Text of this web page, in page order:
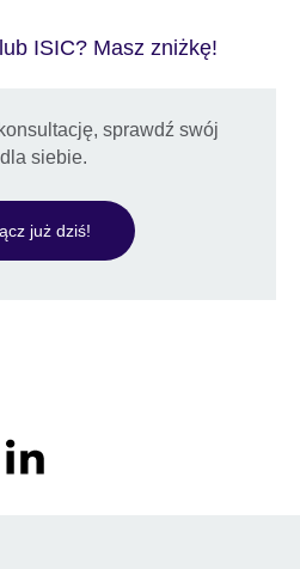
ISIC? Masz zniżkę!
sprawdź swój
siebie.
już dziś!